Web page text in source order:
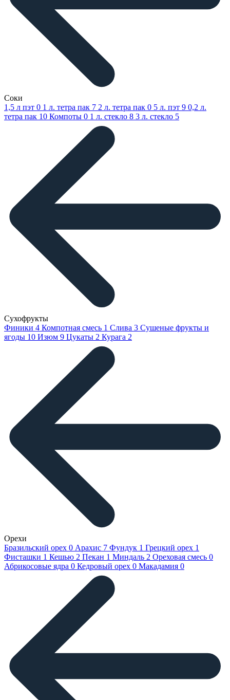
Соки
1,5 л пэт 0 1 л. тетра пак 7 2 л. тетра пак 0 5 л. пэт 9 0,2 л.
тетра пак 10 Компоты 0 1 л. стекло 8 3 л. стекло 5
Сухофрукты
Финики 4 Компотная смесь 1 Слива 3 Сушеные фрукты и
ягоды 10 Изюм 9 Цукаты 2 Курага 2
Орехи
Бразильский орех 0 Арахис 7 Фундук 1 Грецкий орех 1
Фисташки 1 Кешью 2 Пекан 1 Миндаль 2 Ореховая смесь 0
Абрикосовые ядра 0 Кедровый орех 0 Макадамия 0